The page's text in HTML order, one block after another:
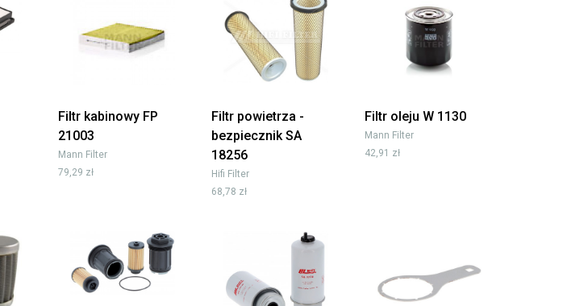
Filtr kabinowy FP
21003
Mann Filter
79,29 zł
Filtr powietrza -
bezpiecznik SA
18256
Hifi Filter
68,78 zł
Filtr oleju W 1130
Mann Filter
42,91 zł